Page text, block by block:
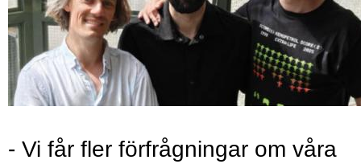
- Vi får fler förfrågningar om våra